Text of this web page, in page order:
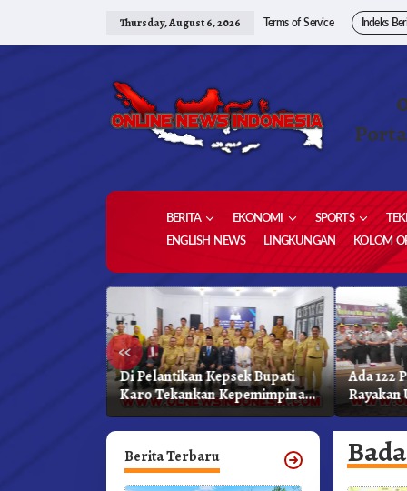
Thursday, August 6, 2026 Terms of Service Indeks
BERITA EKONOMI SPORTS
ENGLISH NEWS
LINGKUNGAN KOLOM
«
Di Pelantikan Kepsek Bupati
Karo Tekankan Kepemimpinan
Profesional Dongkrak Mutu
Pendidikan
Ada 122
Rayakan
Berita Terbaru